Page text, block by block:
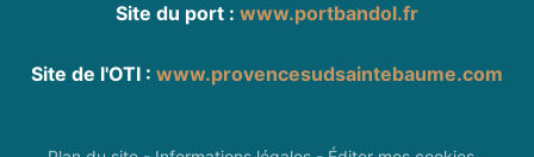
Site du port : www.portbandol.fr
Site de l'OTI : www.provencesudsaintebaume.com